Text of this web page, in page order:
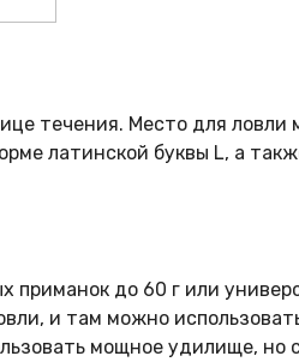
течения. Место для
латинской буквы L, а
до 60 г или
и там можно
мощное удилище, но